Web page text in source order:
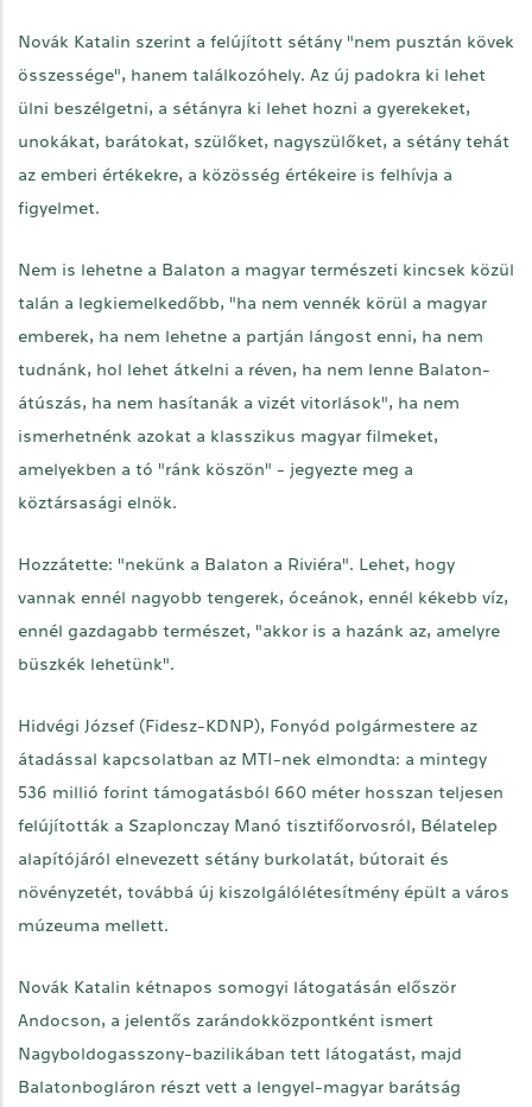
Novák Katalin szerint a felújított sétány "nem pusztán kövek
összessége", hanem találkozóhely. Az új padokra ki lehet
ülni beszélgetni, a sétányra ki lehet hozni a gyerekeket,
unokákat, barátokat, szülőket, nagyszülőket, a sétány tehát
az emberi értékekre, a közösség értékeire is felhívja a
figyelmet.
Nem is lehetne a Balaton a magyar természeti kincsek közül
talán a legkiemelkedőbb, "ha nem vennék körül a magyar
emberek, ha nem lehetne a partján lángost enni, ha nem
tudnánk, hol lehet átkelni a réven, ha nem lenne Balaton-
átúszás, ha nem hasítanák a vizét vitorlások", ha nem
ismerhetnénk azokat a klasszikus magyar filmeket,
amelyekben a tó "ránk köszön" - jegyezte meg a
köztársasági elnök.
Hozzátette: "nekünk a Balaton a Riviéra". Lehet, hogy
vannak ennél nagyobb tengerek, óceánok, ennél kékebb víz,
ennél gazdagabb természet, "akkor is a hazánk az, amelyre
büszkék lehetünk".
Hidvégi József (Fidesz-KDNP), Fonyód polgármestere az
átadással kapcsolatban az MTI-nek elmondta: a mintegy
536 millió forint támogatásból 660 méter hosszan teljesen
felújították a Szaplonczay Manó tisztifőorvosról, Bélatelep
alapítójáról elnevezett sétány burkolatát, bútorait és
növényzetét, továbbá új kiszolgálólétesítmény épült a város
múzeuma mellett.
Novák Katalin kétnapos somogyi látogatásán először
Andocson, a jelentős zarándokközpontként ismert
Nagyboldogasszony-bazilikában tett látogatást, majd
Balatonbogláron részt vett a lengyel-magyar barátság